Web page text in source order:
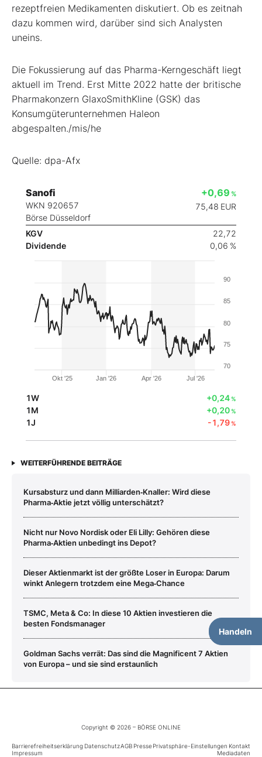
rezeptfreien Medikamenten diskutiert. Ob es zeitnah
dazu kommen wird, darüber sind sich Analysten
uneins.
Die Fokussierung auf das Pharma-Kerngeschäft liegt
aktuell im Trend. Erst Mitte 2022 hatte der britische
Pharmakonzern GlaxoSmithKline (GSK) das
Konsumgüterunternehmen Haleon
abgespalten./mis/he
Quelle: dpa-Afx
Sanofi
WKN 920657
Börse Düsseldorf
+0,69 %
75,48 EUR
KGV
22,72
Dividende
0,06 %
Handeln
Okt '25 Jan '26 Apr '26 Jul '26
70
75
80
85
90
1W +0,24%
1M +0,20%
1J -1,79%
WEITERFÜHRENDE BEITRÄGE
Kursabsturz und dann Milliarden‑Knaller: Wird diese
Pharma‑Aktie jetzt völlig unterschätzt?
Nicht nur Novo Nordisk oder Eli Lilly: Gehören diese
Pharma‑Aktien unbedingt ins Depot?
Dieser Aktienmarkt ist der größte Loser in Europa: Darum
winkt Anlegern trotzdem eine Mega‑Chance
TSMC, Meta & Co: In diese 10 Aktien investieren die
besten Fondsmanager
Goldman Sachs verrät: Das sind die Magnificent 7 Aktien
von Europa – und sie sind erstaunlich
Copyright © 2026 – BÖRSE ONLINE
Barrierefreiheitserklärung DatenschutzAGB PressePrivatsphäre-Einstellungen Kontakt
Impressum
Mediadaten